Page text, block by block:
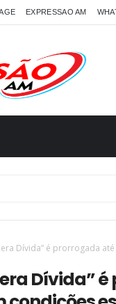
EXPRESSAO AM
Dívida” é prorrogada
Dívida”